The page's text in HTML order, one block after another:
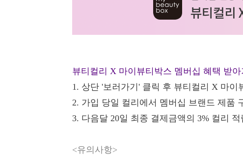
뷰티컬리 X 마이뷰티박스 멤버십 혜택 받아
1. 상단 '보러가기' 클릭 후 뷰티컬리 X 마이
2. 가입 당일 컬리에서 멤버십 브랜드 제품
3. 다음달 20일 최종 결제금액의 3% 컬리
<유의사항>